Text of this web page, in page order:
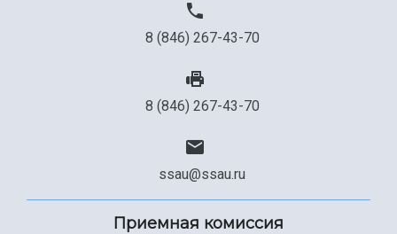
8 (846) 267-43-70
8 (846) 267-43-70
ssau@ssau.ru
Приемная комиссия